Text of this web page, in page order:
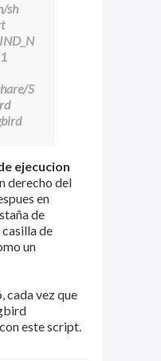
sh
S
ejecucion
derecho del
en
de
de
un
cada vez que
este script.